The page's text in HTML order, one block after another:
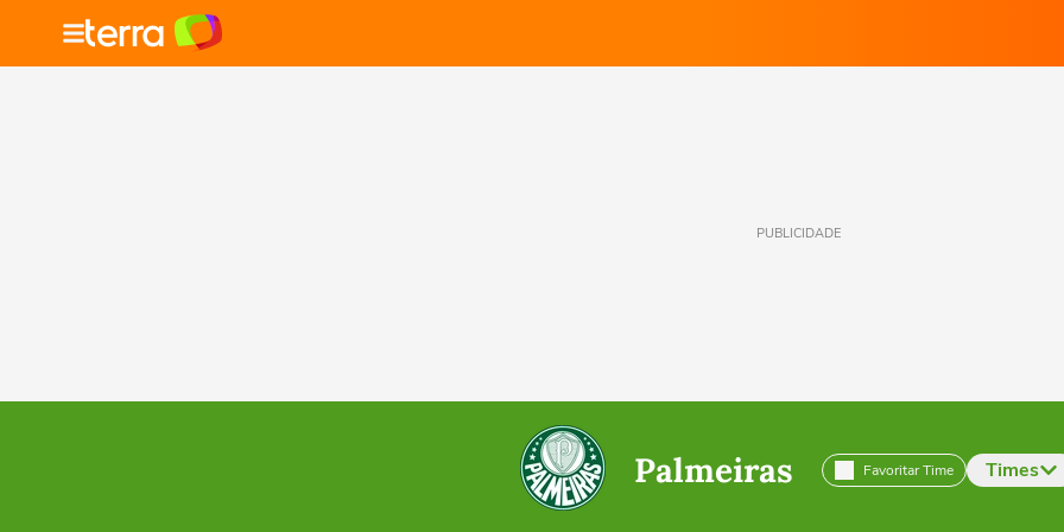
PUBLICIDADE
Palmeiras Favoritar Time Times